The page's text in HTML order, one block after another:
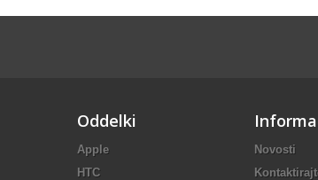
Oddelki
Apple
HTC
Novosti